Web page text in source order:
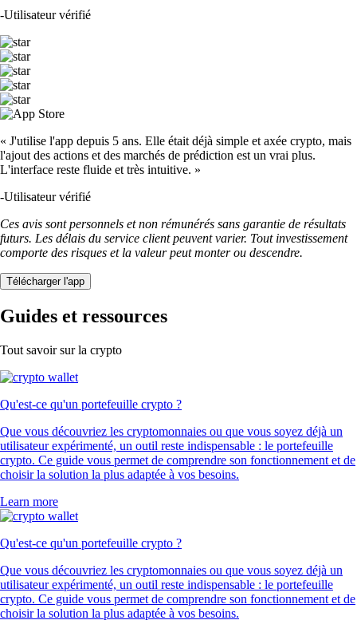
-Utilisateur vérifié
« J'utilise l'app depuis 5 ans. Elle était déjà simple et axée crypto, mais
l'ajout des actions et des marchés de prédiction est un vrai plus.
L'interface reste fluide et très intuitive. »
-Utilisateur vérifié
Ces avis sont personnels et non rémunérés sans garantie de résultats
futurs. Les délais du service client peuvent varier. Tout investissement
comporte des risques et la valeur peut monter ou descendre.
Télécharger l'app
Guides et ressources
Tout savoir sur la crypto
Qu'est-ce qu'un portefeuille crypto ?
Que vous découvriez les cryptomonnaies ou que vous soyez déjà un
utilisateur expérimenté, un outil reste indispensable : le portefeuille
crypto. Ce guide vous permet de comprendre son fonctionnement et de
choisir la solution la plus adaptée à vos besoins.
Learn more
Qu'est-ce qu'un portefeuille crypto ?
Que vous découvriez les cryptomonnaies ou que vous soyez déjà un
utilisateur expérimenté, un outil reste indispensable : le portefeuille
crypto. Ce guide vous permet de comprendre son fonctionnement et de
choisir la solution la plus adaptée à vos besoins.